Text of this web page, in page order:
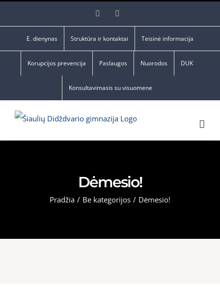
Facebook
E. dienynas Struktūra ir kontaktai Teisinė informacija
Korupcijos prevencija Paslaugos Nuorodos DUK
Konsultavimasis su visuomene
Dėmesio!
Pradžia / Be kategorijos / Dėmesio!